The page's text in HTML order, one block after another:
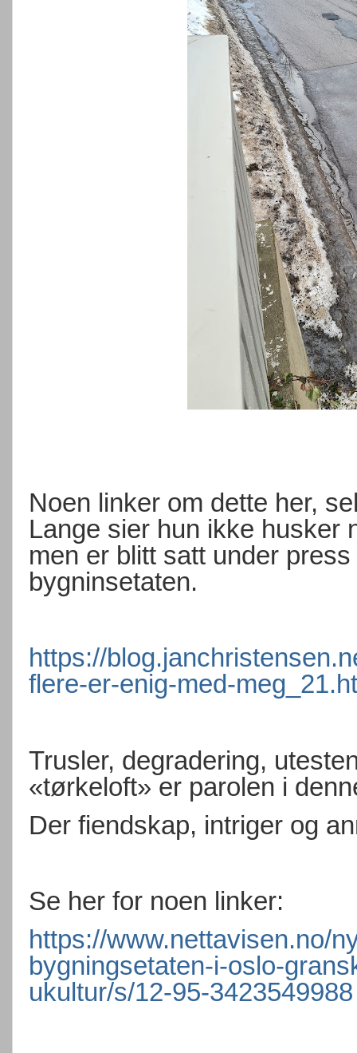
Noen linker om dette her,
Lange sier hun ikke husker
men er blitt satt under
bygninsetaten.
https://
flere-er-enig-med-
Trusler, degradering,
«tørkeloft» er parolen i
Der fiendskap, intriger og
Se her for noen linker:
https://www.nettavisen.no/
bygningsetaten-i-oslo-
ukultur/s/12-95-3423549988